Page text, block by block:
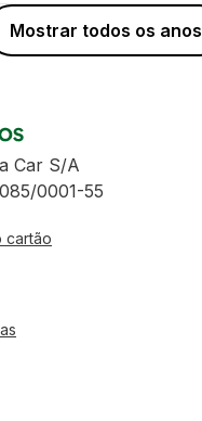
Mostrar todos os anos
Car S/A
0001-55
cartão